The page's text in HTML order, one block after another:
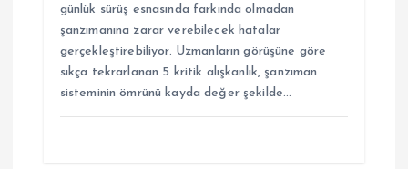
günlük sürüş esnasında farkında olmadan
şanzımanına zarar verebilecek hatalar
gerçekleştirebiliyor. Uzmanların görüşüne göre
sıkça tekrarlanan 5 kritik alışkanlık, şanzıman
sisteminin ömrünü kayda değer şekilde…